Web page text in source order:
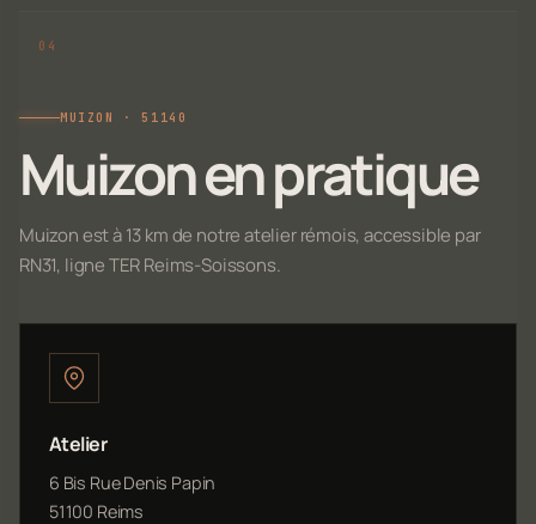
MUIZON · 51140
Muizon en pratique
Muizon est à 13 km de notre atelier rémois, accessible par
RN31, ligne TER Reims-Soissons.
Atelier
6 Bis Rue Denis Papin
51100 Reims